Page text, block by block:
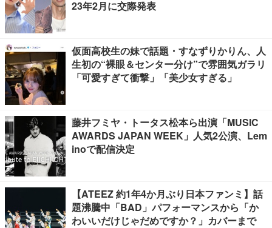
23年2月に交際発表
仮面高校生の妹で話題・すなずりかりん、人
生初の“裸眼＆センター分け”で雰囲気ガラリ
「可愛すぎて衝撃」「美少女すぎる」
藤井フミヤ・トータス松本ら出演「MUSIC
AWARDS JAPAN WEEK」人気2公演、Lem
inoで配信決定
【ATEEZ 約1年4か月ぶり日本ファンミ】話
題沸騰中「BAD」パフォーマンスから「か
わいいだけじゃだめですか？」カバーまで